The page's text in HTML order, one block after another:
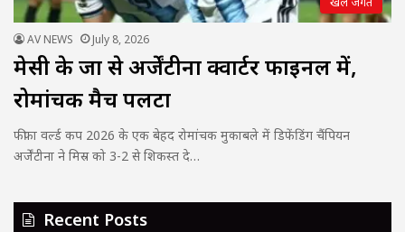
AV NEWS July 8, 2026
मेसी के जादू से अर्जेंटीना क्वार्टर फाइनल में,
रोमांचक मैच पलटा
फीफा वर्ल्ड कप 2026 के एक बेहद रोमांचक मुकाबले में डिफेंडिंग चैंपियन
अर्जेंटीना ने मिस्र को 3-2 से शिकस्त दे…
Recent Posts